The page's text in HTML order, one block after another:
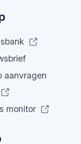
aanvragen
monitor